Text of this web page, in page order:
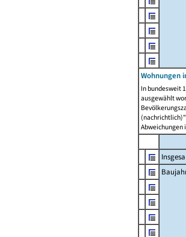
Wohnungen
In bundesweit
ausgewählt
Abweichungen